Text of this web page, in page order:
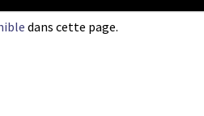
dans cette page.